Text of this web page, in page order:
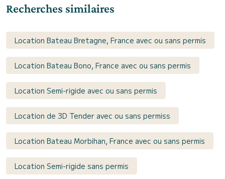
Recherches similaires
Location Bateau Bretagne, France avec ou sans permis
Location Bateau Bono, France avec ou sans permis
Location Semi-rigide avec ou sans permis
Location de 3D Tender avec ou sans permiss
Location Bateau Morbihan, France avec ou sans permis
Location Semi-rigide sans permis